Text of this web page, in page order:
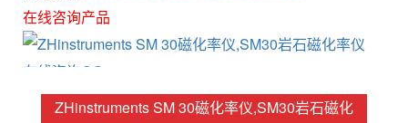
在线咨询产品
ZHinstruments SM 30磁化率仪,SM30岩石磁化